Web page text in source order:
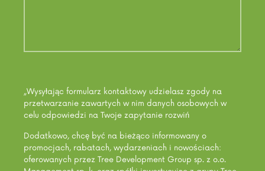
„Wysyłając formularz kontaktowy udzielasz zgody na
przetwarzanie zawartych w nim danych osobowych w
celu odpowiedzi na Twoje zapytanie rozwiń
Dodatkowo, chcę być na bieżąco informowany o
promocjach, rabatach, wydarzeniach i nowościach:
oferowanych przez Tree Development Group sp. z o.o.